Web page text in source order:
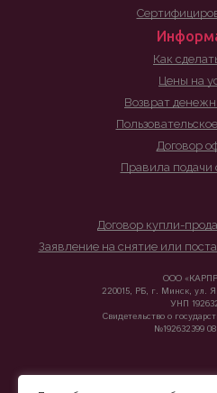
Как
Цены на
Возврат
Договор
Правила подачи
Договор купли-
Заявление на снятие или
ООО
220015, РБ, г. Минск, ул.
УНП
Свидетельство о
№192632399